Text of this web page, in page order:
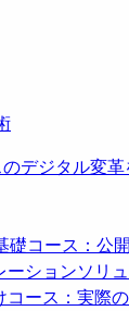
デジタル変革
礎コース：公
ションソリ
コース：実際